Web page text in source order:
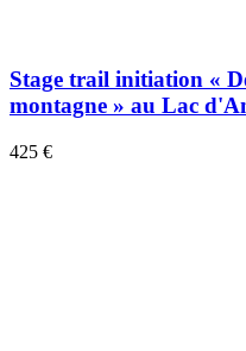
Stage trail initiation «
montagne » au Lac
425 €